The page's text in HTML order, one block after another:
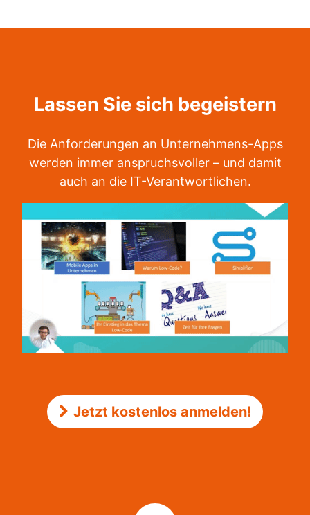
Lassen Sie sich begeistern
Die Anforderungen an Unternehmens-Apps
werden immer anspruchsvoller – und damit
auch an die IT-Verantwortlichen.
Jetzt kostenlos anmelden!